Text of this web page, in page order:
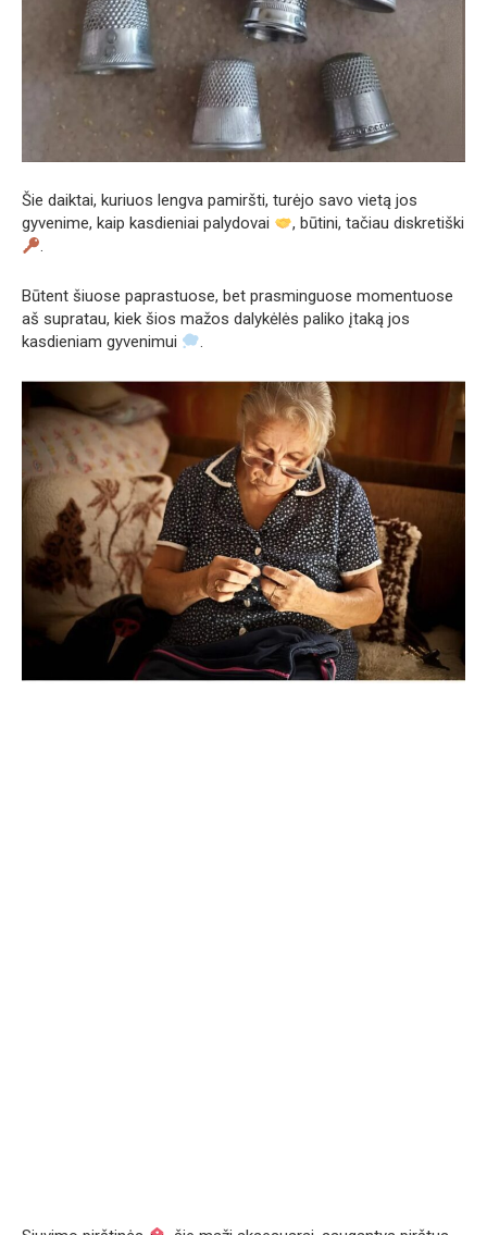
Šie daiktai, kuriuos lengva pamiršti, turėjo savo vietą jos
gyvenime, kaip kasdieniai palydovai
, būtini, tačiau diskretiški
.
Būtent šiuose paprastuose, bet prasminguose momentuose
aš supratau, kiek šios mažos dalykėlės paliko įtaką jos
kasdieniam gyvenimui
.